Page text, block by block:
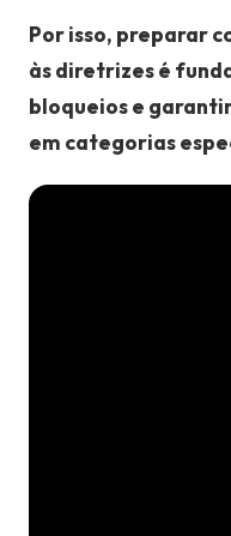
Por isso, preparar
às diretrizes é
bloqueios e
em categorias